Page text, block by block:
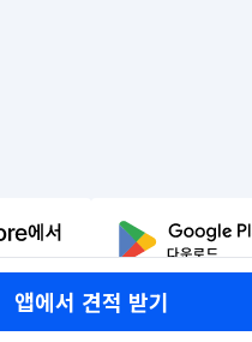
앱에서 견적 받기
종로구 율곡로 6(중학동, 트윈트리빌
로구 수송동 율곡로 24, 7층, 8층 미소
한 의무와 책임은 거래당사자에게 있
Inc. All Rights Reserved.